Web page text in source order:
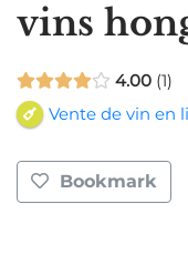
vins
4.00 1
Vente de vin en
Bookmark